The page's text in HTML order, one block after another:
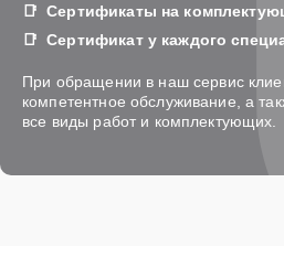
Сертификаты на
Сертификат у каждого
При обращении в наш сервис
компетентное обслуживание, а
все виды работ и комплектующих.